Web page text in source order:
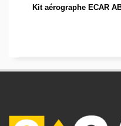
Kit aérographe ECAR